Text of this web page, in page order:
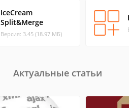
IceCream
Split&Merge
Версия: 3.45 (18.97 МБ)
Актуальные статьи